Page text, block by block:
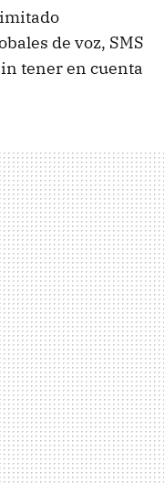
de voz, SMS
tener en cuenta